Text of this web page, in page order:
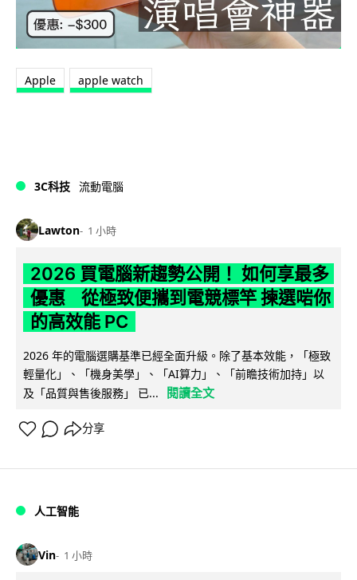
Apple apple watch
3C科技 流動電腦
Lawton 1 小時
2026 買電腦新趨勢公開！ 如何享最多
優惠 從極致便攜到電競標竿 揀選啱你
的高效能 PC
2026 年的電腦選購基準已經全面升級。除了基本效能，「極致
輕量化」、「機身美學」、「AI算力」、「前瞻技術加持」以
及「品質與售後服務」 已...
閱讀全文
分享
人工智能
Vin 1 小時